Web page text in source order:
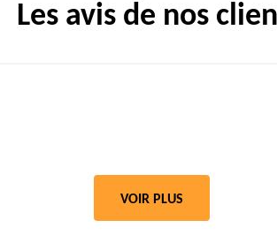
Les avis de nos
VOIR PLUS